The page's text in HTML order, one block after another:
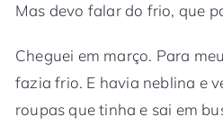
Mas devo falar do frio, que
Cheguei em março. Para
fazia frio. E havia neblina e
roupas que tinha e sai em